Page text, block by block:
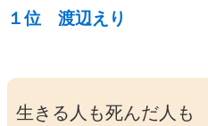
１位 渡辺えり
生きる人も死んだ人